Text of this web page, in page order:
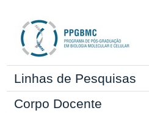
Linhas de Pesquisas
Corpo Docente